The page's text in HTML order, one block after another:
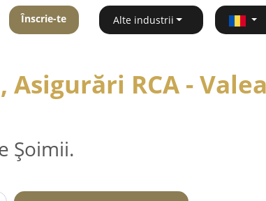
Înscrie-te Alte industrii
RCA - Valea
Șoimii.